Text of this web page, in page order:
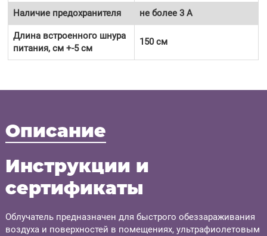
Наличие предохранителя не более 3 А
Длина встроенного шнура
питания, см +-5 см
150 см
Описание
Инструкции и
сертификаты
Облучатель предназначен для быстрого обеззараживания
воздуха и поверхностей в помещениях, ультрафиолетовым